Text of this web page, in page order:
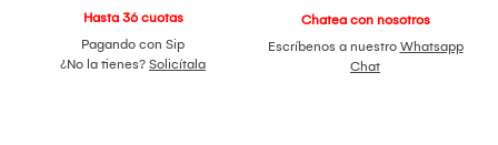
Hasta 36 cuotas
Pagando con Sip
¿No la tienes? Solicítala
Chatea con nosotros
Escríbenos a nuestro Whatsapp
Chat